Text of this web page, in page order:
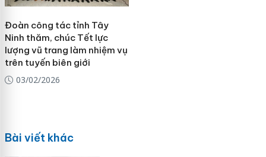
Đoàn công tác tỉnh Tây
Ninh thăm, chúc Tết lực
lượng vũ trang làm nhiệm vụ
trên tuyến biên giới
03/02/2026
Bài viết khác